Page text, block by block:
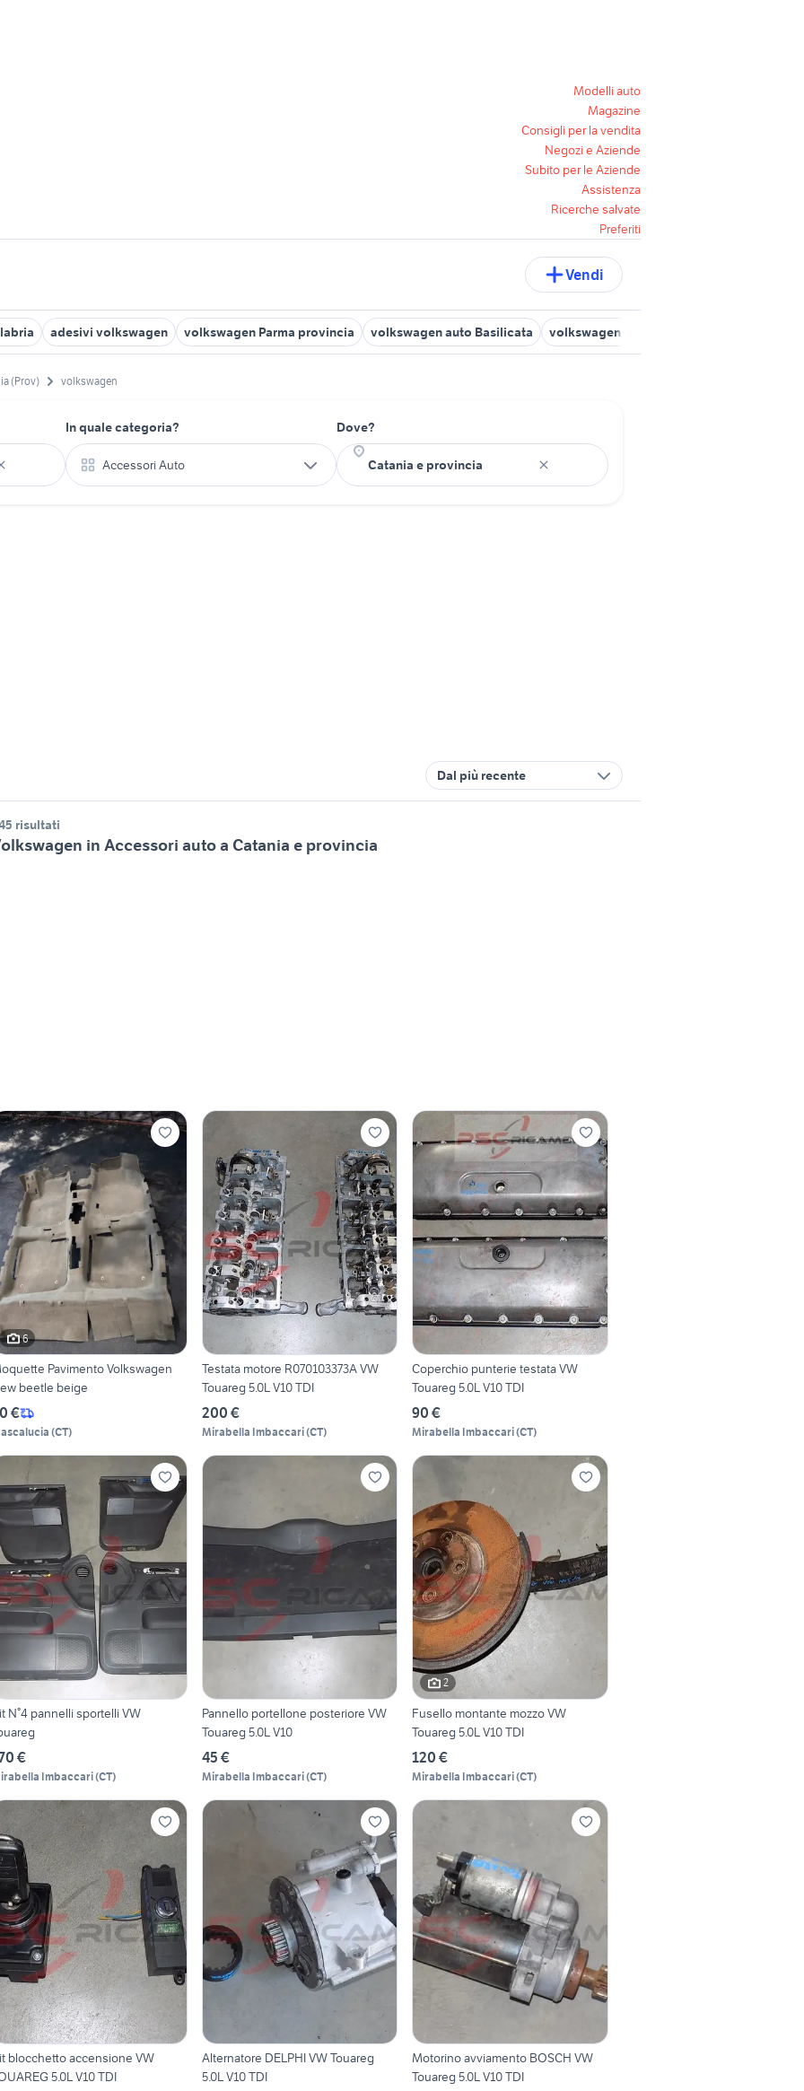
Modelli auto
Magazine
Consigli per la vendita
Negozi e Aziende
Subito per le Aziende
Assistenza
Ricerche salvate
Preferiti
Vendi
adesivi volkswagen volkswagen Parma provincia volkswagen auto Basilicata volkswagen polo 2010 auto
(Prov) volkswagen
In quale categoria?
Accessori Auto
Dove?
Dal più recente
risultati
in Accessori auto a Catania e provincia
6
Pavimento Volkswagen
beetle beige
€
(CT)
Testata motore R070103373A VW
Touareg 5.0L V10 TDI
200 €
Mirabella Imbaccari(CT)
Coperchio punterie testata VW
Touareg 5.0L V10 TDI
90 €
Mirabella Imbaccari(CT)
N°4 pannelli sportelli VW
€
Imbaccari(CT)
Pannello portellone posteriore VW
Touareg 5.0L V10
45 €
Mirabella Imbaccari(CT)
2
Fusello montante mozzo VW
Touareg 5.0L V10 TDI
120 €
Mirabella Imbaccari(CT)
blocchetto accensione VW
5.0L V10 TDI
Alternatore DELPHI VW Touareg
5.0L V10 TDI
Motorino avviamento BOSCH VW
Touareg 5.0L V10 TDI